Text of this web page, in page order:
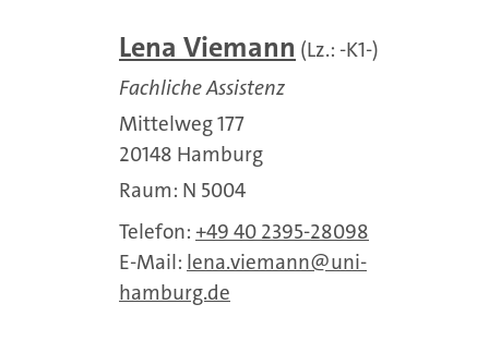
Lena Viemann (Lz.: -K1-)
Fachliche Assistenz
Mittelweg 177
20148 Hamburg
Raum: N 5004
Telefon: +49 40 2395-28098
E-Mail: lena.viemann
uni-
hamburg.de